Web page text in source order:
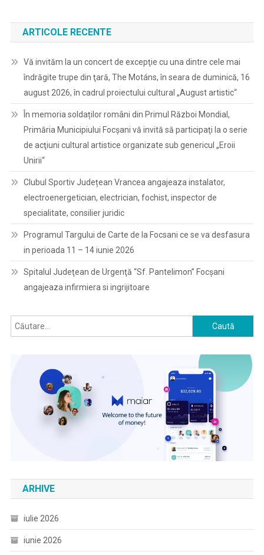
ARTICOLE RECENTE
Vă invităm la un concert de excepţie cu una dintre cele mai
îndrăgite trupe din ţară, The Motáns, în seara de duminică, 16
august 2026, în cadrul proiectului cultural „August artistic“
În memoria soldaților români din Primul Război Mondial,
Primăria Municipiului Focșani vă invită să participaţi la o serie
de acţiuni cultural artistice organizate sub genericul „Eroii
Unirii“
Clubul Sportiv Județean Vrancea angajeaza instalator,
electroenergetician, electrician, fochist, inspector de
specialitate, consilier juridic
Programul Targului de Carte de la Focsani ce se va desfasura
in perioada 11 – 14 iunie 2026
Spitalul Judeţean de Urgenţă “Sf. Pantelimon” Focşani
angajeaza infirmiera si ingrijitoare
Caută
după:
ARHIVE
iulie 2026
iunie 2026